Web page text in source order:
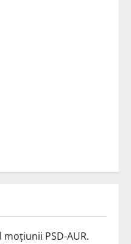
moțiunii PSD-AUR.